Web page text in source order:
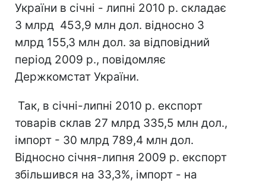
України в січні - липні 2010 р. складає
3 млрд 453,9 млн дол. відносно 3
млрд 155,3 млн дол. за відповідний
період 2009 р., повідомляє
Держкомстат України.
Так, в січні-липні 2010 р. експорт
товарів склав 27 млрд 335,5 млн дол.,
імпорт - 30 млрд 789,4 млн дол.
Відносно січня-липня 2009 р. експорт
збільшився на 33,3%, імпорт - на